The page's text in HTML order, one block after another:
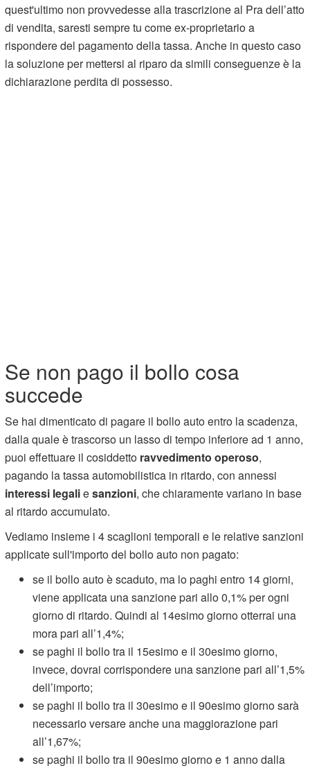
quest'ultimo non provvedesse alla trascrizione al Pra dell’atto
di vendita, saresti sempre tu come ex-proprietario a
rispondere del pagamento della tassa. Anche in questo caso
la soluzione per mettersi al riparo da simili conseguenze è la
dichiarazione perdita di possesso.
Se non pago il bollo cosa
succede
Se hai dimenticato di pagare il bollo auto entro la scadenza,
dalla quale è trascorso un lasso di tempo inferiore ad 1 anno,
puoi effettuare il cosiddetto ravvedimento operoso,
pagando la tassa automobilistica in ritardo, con annessi
interessi legaliesanzioni, che chiaramente variano in base
al ritardo accumulato.
Vediamo insieme i 4 scaglioni temporali e le relative sanzioni
applicate sull'importo del bollo auto non pagato:
se il bollo auto è scaduto, ma lo paghi entro 14 giorni,
viene applicata una sanzione pari allo 0,1% per ogni
giorno di ritardo. Quindi al 14esimo giorno otterrai una
mora pari all’1,4%;
se paghi il bollo tra il 15esimo e il 30esimo giorno,
invece, dovrai corrispondere una sanzione pari all’1,5%
dell’importo;
se paghi il bollo tra il 30esimo e il 90esimo giorno sarà
necessario versare anche una maggiorazione pari
all’1,67%;
se paghi il bollo tra il 90esimo giorno e 1 anno dalla